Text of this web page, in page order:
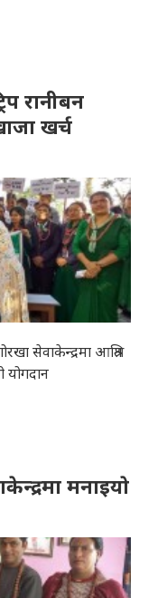
रानीबन
खर्च
सेवाकेन्द्रमा आश्रित
योगदान
मनाइयाे